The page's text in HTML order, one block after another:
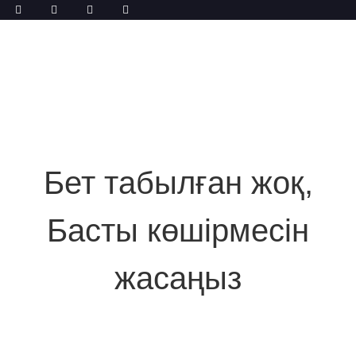
Бет табылған жоқ,
Басты көшірмесін
жасаңыз